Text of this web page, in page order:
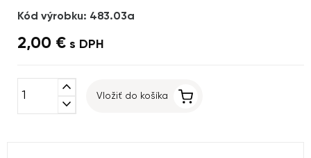
Kód výrobku: 483.03a
2,00 € s DPH
expand_less
expand_more
Vložiť do košíka